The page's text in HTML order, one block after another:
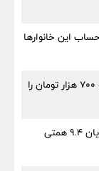
کرد | فردا حساب این خانوارها
قیمت طلا امروز ۱۵ مرداد ۱۴۰۵؛ طلا ۱۸ میلیون و ۷۰۰ هزار تومان را
سایپا زیر تیغ اعداد؛ افت ۲۵ درصدی فروش و زیان ۹.۴ همتی